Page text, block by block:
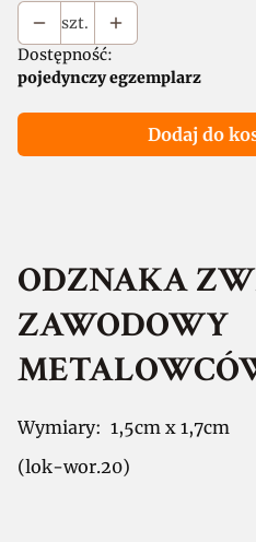
szt.
Dostępność:
pojedynczy egzemplarz
Dodaj do
ODZNAKA
ZAWODOWY
Wymiary: 1,5cm x 1,7cm
(lok-wor.20)